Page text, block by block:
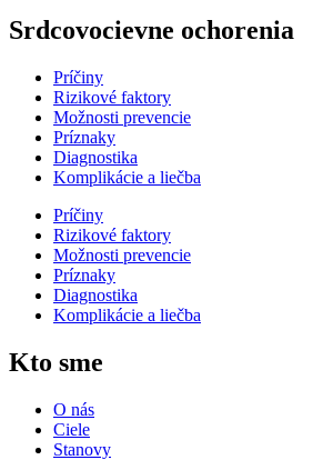
Srdcovocievne ochorenia
Príčiny
Rizikové faktory
Možnosti prevencie
Príznaky
Diagnostika
Komplikácie a liečba
Príčiny
Rizikové faktory
Možnosti prevencie
Príznaky
Diagnostika
Komplikácie a liečba
Kto sme
O nás
Ciele
Stanovy